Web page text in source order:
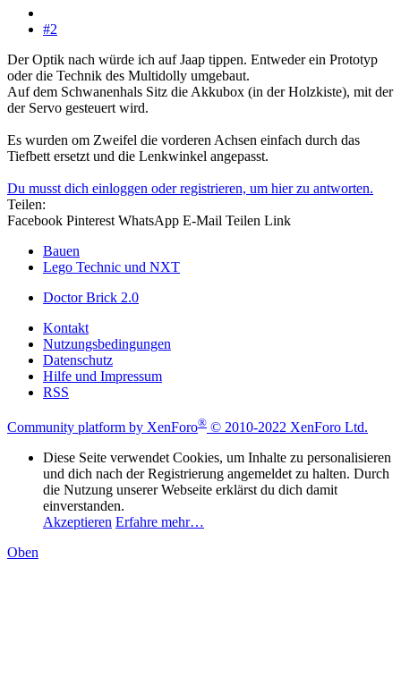
#2
Der Optik nach würde ich auf Jaap tippen. Entweder ein Prototyp
oder die Technik des Multidolly umgebaut.
Auf dem Schwanenhals Sitz die Akkubox (in der Holzkiste), mit der
der Servo gesteuert wird.
Es wurden om Zweifel die vorderen Achsen einfach durch das
Tiefbett ersetzt und die Lenkwinkel angepasst.
Du musst dich einloggen oder registrieren, um hier zu antworten.
Teilen:
Facebook Pinterest WhatsApp E-Mail Teilen Link
Bauen
Lego Technic und NXT
Doctor Brick 2.0
Kontakt
Nutzungsbedingungen
Datenschutz
Hilfe und Impressum
RSS
Community platform by XenForo® © 2010-2022 XenForo Ltd.
Diese Seite verwendet Cookies, um Inhalte zu personalisieren
und dich nach der Registrierung angemeldet zu halten. Durch
die Nutzung unserer Webseite erklärst du dich damit
einverstanden.
Akzeptieren Erfahre mehr…
Oben